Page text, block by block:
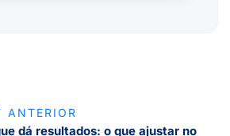
ANTERIOR
dá resultados: o que ajustar no